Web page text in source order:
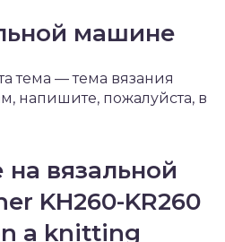
машине
тема — тема вязания
напишите, пожалуйста, в
вязальной
KH260-KR260
a knitting